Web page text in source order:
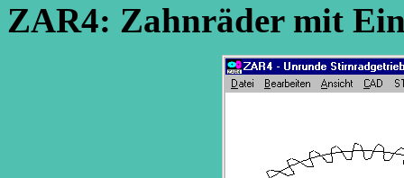
ZAR4: Zahnräder mit